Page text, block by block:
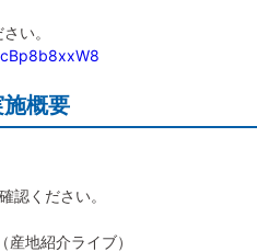
い。
施概要
ださい。
介ライブ）